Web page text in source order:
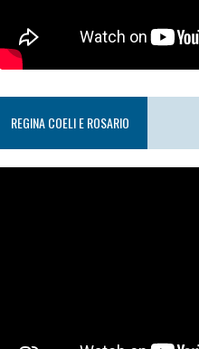
REGINA COELI E ROSARIO